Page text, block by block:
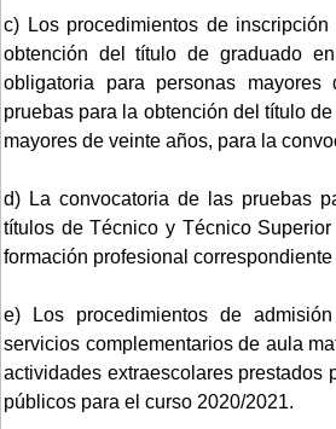
c) Los procedimientos de
obtención del título de graduado
obligatoria para personas
pruebas para la obtención del título
mayores de veinte años, para la
d) La convocatoria de las pruebas
títulos de Técnico y Técnico
formación profesional
e) Los procedimientos de
servicios complementarios de aula
actividades extraescolares prestados
públicos para el curso 2020/2021.